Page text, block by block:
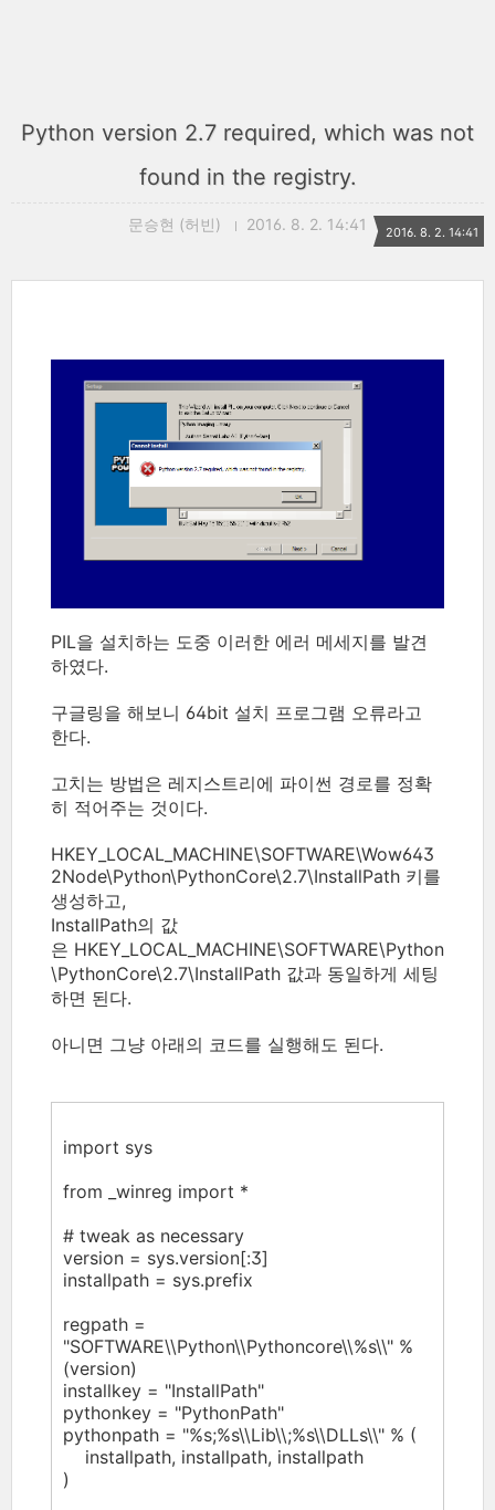
Python version 2.7 required, which was not
found in the registry.
문승현 (허빈) 2016. 8. 2. 14:41 2016. 8. 2. 14:41
PIL을 설치하는 도중 이러한 에러 메세지를 발견
하였다.
구글링을 해보니 64bit 설치 프로그램 오류라고
한다.
고치는 방법은 레지스트리에 파이썬 경로를 정확
히 적어주는 것이다.
HKEY_LOCAL_MACHINE\SOFTWARE\Wow643
2Node\Python\PythonCore\2.7\InstallPath 키를
생성하고,
InstallPath의 값
은 HKEY_LOCAL_MACHINE\SOFTWARE\Python
\PythonCore\2.7\InstallPath 값과 동일하게 세팅
하면 된다.
아니면 그냥 아래의 코드를 실행해도 된다.
import sys
from _winreg import *
# tweak as necessary
version = sys.version[:3]
installpath = sys.prefix
regpath =
"SOFTWARE\\Python\\Pythoncore\\%s\\" %
(version)
installkey = "InstallPath"
pythonkey = "PythonPath"
pythonpath = "%s;%s\\Lib\\;%s\\DLLs\\" % (
installpath, installpath, installpath
)